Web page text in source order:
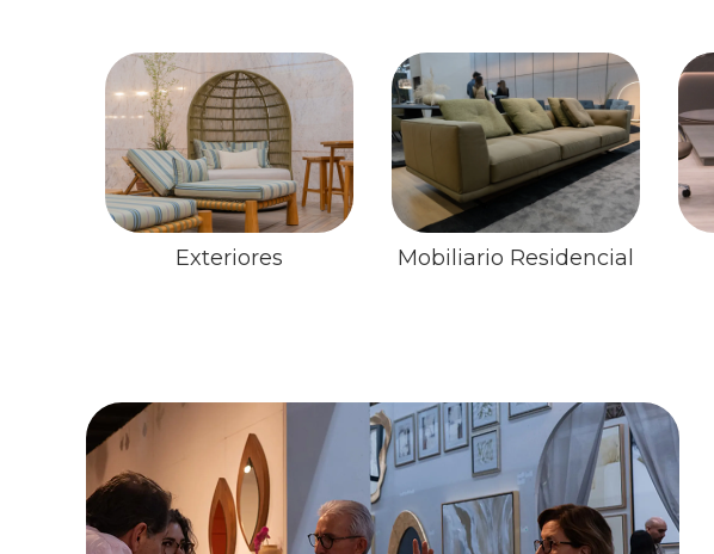
Exteriores Mobiliario Residencial